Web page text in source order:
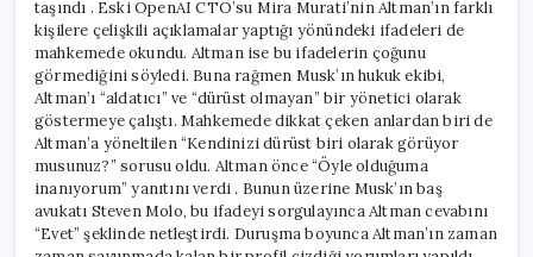
taşındı . Eski OpenAI CTO’su Mira Murati’nin Altman’ın farklı
kişilere çelişkili açıklamalar yaptığı yönündeki ifadeleri de
mahkemede okundu. Altman ise bu ifadelerin çoğunu
görmediğini söyledi. Buna rağmen Musk’ın hukuk ekibi,
Altman’ı “aldatıcı” ve “dürüst olmayan” bir yönetici olarak
göstermeye çalıştı. Mahkemede dikkat çeken anlardan biri de
Altman’a yöneltilen “Kendinizi dürüst biri olarak görüyor
musunuz?” sorusu oldu. Altman önce “Öyle olduğuma
inanıyorum” yanıtını verdi . Bunun üzerine Musk’ın baş
avukatı Steven Molo, bu ifadeyi sorgulayınca Altman cevabını
“Evet” şeklinde netleştirdi. Duruşma boyunca Altman’ın zaman